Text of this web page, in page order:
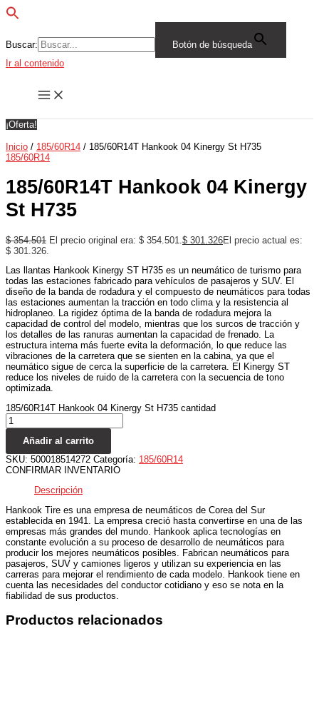
Buscar:
Botón de búsqueda
Ir al contenido
¡Oferta!
Inicio / 185/60R14 / 185/60R14T Hankook 04 Kinergy St H735
185/60R14
185/60R14T Hankook 04 Kinergy
St H735
$354.501 El precio original era: $ 354.501. $ 301.326El precio actual es:
$ 301.326.
Las llantas Hankook Kinergy ST H735 es un neumático de turismo para
todas las estaciones fabricado para vehículos de pasajeros y SUV. El
diseño de la banda de rodadura y el compuesto de neumáticos para todas
las estaciones aumentan la tracción en todo clima y la resistencia al
hidroplaneo. La rigidez óptima de la banda de rodadura mejora la
capacidad de control del modelo, mientras que los surcos de tracción y
los detalles de las ranuras aumentan la capacidad de frenado. La
estructura interna más fuerte evita la deformación, lo que reduce las
vibraciones de la carretera que se sienten en la cabina, ya que el
neumático sigue de cerca la superficie de la carretera. El Kinergy ST
reduce los niveles de ruido de la carretera con la secuencia de tono
optimizada.
185/60R14T Hankook 04 Kinergy St H735 cantidad
Añadir al carrito
SKU: 500018514272 Categoría: 185/60R14
CONFIRMAR INVENTARIO
Descripción
Hankook Tire es una empresa de neumáticos de Corea del Sur
establecida en 1941. La empresa creció hasta convertirse en una de las
empresas más grandes del mundo. Hankook aplica tecnologías en
constante evolución a su proceso de desarrollo de neumáticos para
producir los mejores neumáticos posibles. Fabrican neumáticos para
pasajeros, SUV y camiones ligeros y utilizan su experiencia en las
carreras para mejorar el rendimiento de cada modelo. Hankook tiene en
cuenta las necesidades del conductor cotidiano y eso se nota en la
fiabilidad de sus productos.
Productos relacionados